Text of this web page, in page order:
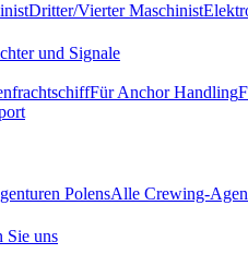
Dritter/Vierter Maschinist
und Signale
Für Anchor Handling
PolensAlle Crewing-
Sie uns